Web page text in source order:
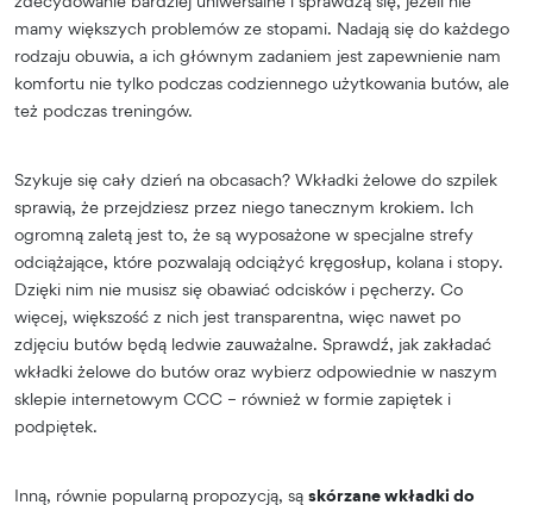
mamy większych problemów ze stopami. Nadają się do każdego
rodzaju obuwia, a ich głównym zadaniem jest zapewnienie nam
komfortu nie tylko podczas codziennego użytkowania butów, ale
też podczas treningów.
Szykuje się cały dzień na obcasach? Wkładki żelowe do szpilek
sprawią, że przejdziesz przez niego tanecznym krokiem. Ich
ogromną zaletą jest to, że są wyposażone w specjalne strefy
odciążające, które pozwalają odciążyć kręgosłup, kolana i stopy.
Dzięki nim nie musisz się obawiać odcisków i pęcherzy. Co
więcej, większość z nich jest transparentna, więc nawet po
zdjęciu butów będą ledwie zauważalne. Sprawdź, jak zakładać
wkładki żelowe do butów oraz wybierz odpowiednie w naszym
sklepie internetowym CCC – również w formie zapiętek i
podpiętek.
Inną, równie popularną propozycją, są skórzane wkładki do